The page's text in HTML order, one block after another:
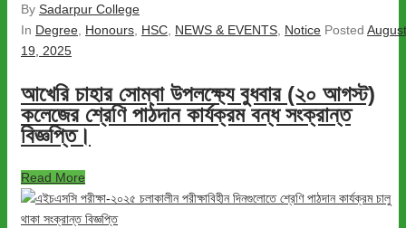
By Sadarpur College
In Degree Honours HSC NEWS & EVENTS Notice Posted August
19, 2025
আখেরি চাহার সোম্বা উপলক্ষ্যে বুধবার (২০ আগস্ট)
কলেজের শ্রেণি পাঠদান কার্যক্রম বন্ধ সংক্রান্ত
বিজ্ঞপ্তি।
Read More